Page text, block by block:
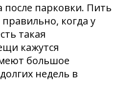
после парковки. Пить
когда у
такая
кажутся
большое
недель в